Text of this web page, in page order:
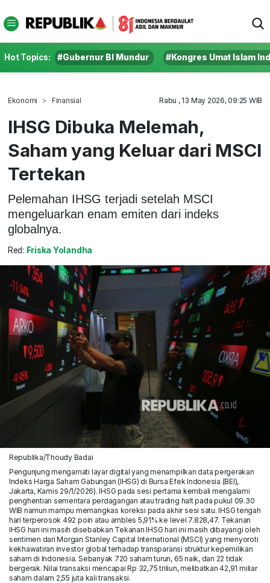
Hot Topics: #Gubernur BI Mundur #Kongres Umat Islam
Ekonomi Finansial Rabu , 13 May 2026, 09:25 WIB
IHSG Dibuka Melemah,
Saham yang Keluar dari MSCI
Tertekan
Pelemahan IHSG terjadi setelah MSCI
mengeluarkan enam emiten dari indeks
globalnya.
Red: Friska Yolandha
Republika/Thoudy Badai
Pengunjung mengamati layar digital yang menampilkan data pergerakan
Indeks Harga Saham Gabungan (IHSG) di Bursa Efek Indonesia (BEI),
Jakarta, Kamis 29/1/2026). IHSG pada sesi pertama kembali mengalami
penghentian sementara perdagangan atau trading halt pada pukul 09.30
WIB namun mampu memangkas koreksi pada akhir sesi satu. IHSG tengah
hari terperosok 492 poin atau ambles 5,91% ke level 7.828,47. Tekanan
IHSG hari ini masih disebabkan Tekanan IHSG hari ini masih dibayangi oleh
sentimen dari Morgan Stanley Capital International (MSCI) yang menyoroti
kekhawatiran investor global terhadap transparansi struktur kepemilikan
saham di Indonesia. Sebanyak 720 saham turun, 65 naik, dan 22 tidak
bergerak. Nilai transaksi mencapai Rp 32,75 triliun, melibatkan 42,91 miliar
saham dalam 2,55 juta kali transaksi.